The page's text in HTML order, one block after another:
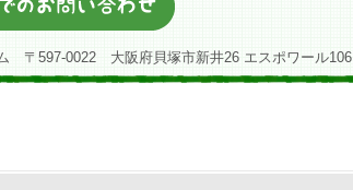
〒597-0022 大阪府貝塚市新井26 エスポワール106